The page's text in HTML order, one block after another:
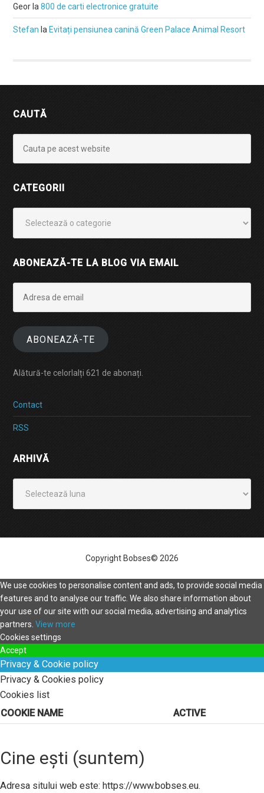
Geor la800 de carti electronice gratuite
Stefan la Evitați pensiunea canină Green Palace Animal Resort
CAUTĂ
CATEGORII
ABONEAZĂ-TE LA BLOG VIA EMAIL
email
ABONEAZĂ-TE
Alătură-te celorlalți 621 de abonați.
Contact
RSS
ARHIVĂ
Copyright Bobses© 2026
We use cookies to personalise content and ads, to provide social media
features and to analyse our traffic. We also share information about
your use of our site with our social media, advertising and analytics
partners. View more
Cookies settings
Accept
Privacy & Cookie policy
Privacy & Cookies policy
Cookies list
COOKIE NAME
ACTIVE
Cine ești (suntem)
Adresa sitului web este: https://www.bobses.eu.